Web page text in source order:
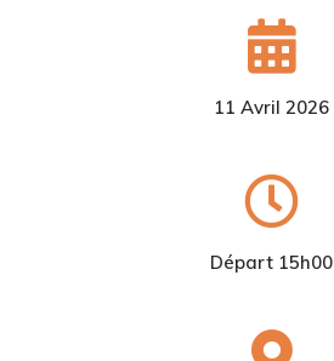
11 Avril 2026
Départ 15h00